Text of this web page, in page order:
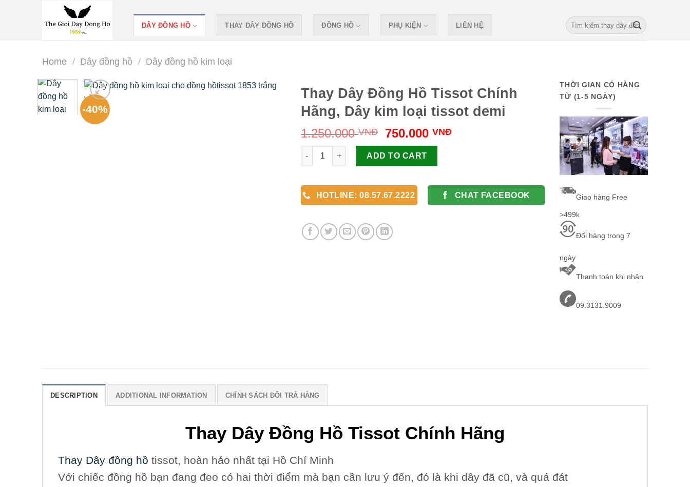
DÂY ĐỒNG HỒ THAY DÂY ĐỒNG HỒ ĐỒNG HỒ PHỤ KIỆN LIÊN HỆ
Search
for:
Home / Dây đồng hồ / Dây đồng hồ kim loại
-40%
Thay Dây Đồng Hồ Tissot Chính
Hãng, Dây kim loại tissot demi
1.250.000VNĐ
Original
price
was:
1.250.000 VNĐ.
750.000VNĐCurrent
Thay Dây Đồng Hồ Tissot Chính Hãng, Dây kim loại tissot demi quantity
ADD TO CART
HOTLINE: 08.57.67.2222 CHAT FACEBOOK
THỜI GIAN CÓ HÀNG
TỪ (1-5 NGÀY)
Giao hàng Free
>499k
Đổi hàng trong 7
ngày
Thanh toán khi nhận
09.3131.9009
DESCRIPTION ADDITIONAL INFORMATION CHÍNH SÁCH ĐỔI TRẢ HÀNG
Thay Dây Đồng Hồ Tissot Chính Hãng
Thay Dây đồng hồ tissot, hoàn hảo nhất tại Hồ Chí Minh
Với chiếc đồng hồ bạn đang đeo có hai thời điểm mà bạn cần lưu ý đến, đó là khi dây đã cũ, và quá đát